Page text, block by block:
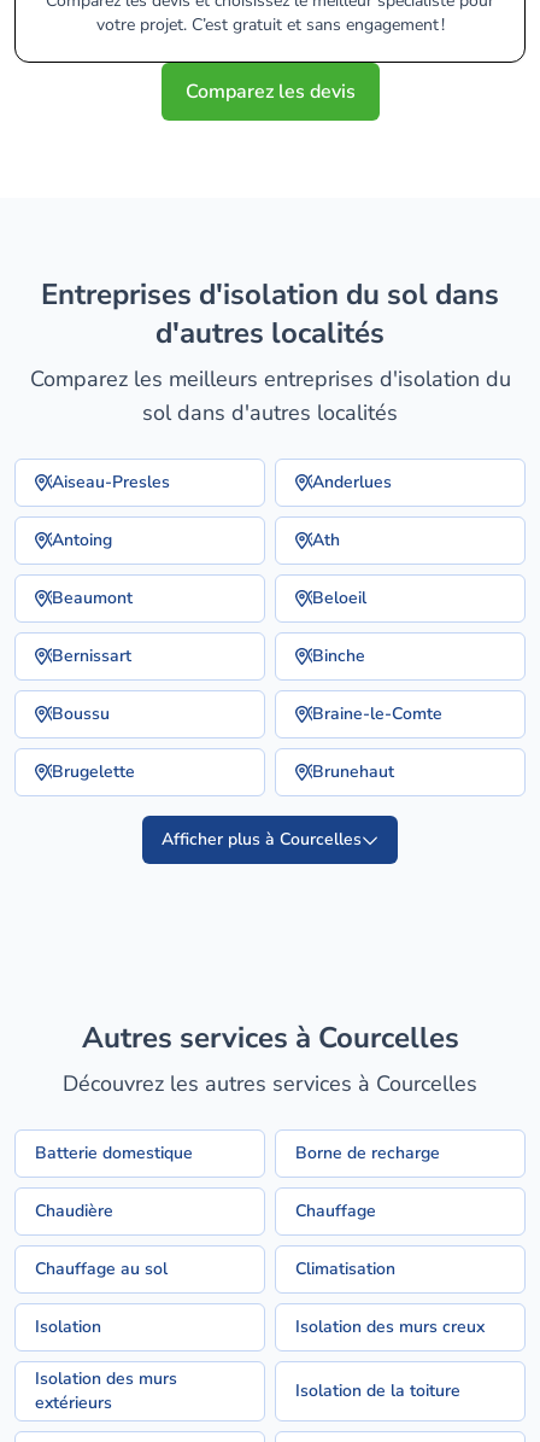
votre projet. C’est gratuit et sans engagement !
Comparez les devis
entreprises d'isolation du sol dans
d'autres localités
Comparez les meilleurs entreprises d'isolation du
sol dans d'autres localités
Aiseau-Presles Anderlues
Antoing Ath
Beaumont Beloeil
Bernissart Binche
Boussu Braine-le-Comte
Brugelette Brunehaut
Afficher plus à Courcelles
Autres services à Courcelles
Découvrez les autres services à Courcelles
Batterie domestique Borne de recharge
Chaudière Chauffage
Chauffage au sol Climatisation
Isolation Isolation des murs creux
Isolation des murs
extérieurs
Isolation de la toiture